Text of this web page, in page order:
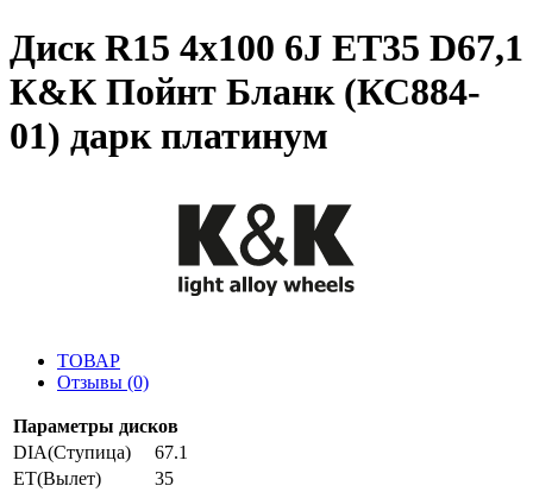
Диск R15 4x100 6J ET35 D67,1
К&К Пойнт Бланк (КС884-
01) дарк платинум
ТОВАР
Отзывы (0)
Параметры дисков
DIA(Ступица)
67.1
ET(Вылет)
35